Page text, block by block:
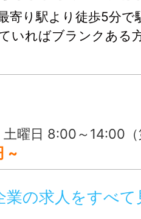
り駅より徒歩5分で
いればブランクある
（第3土曜日のみ保育あり） ※1
~
業の求人をすべて